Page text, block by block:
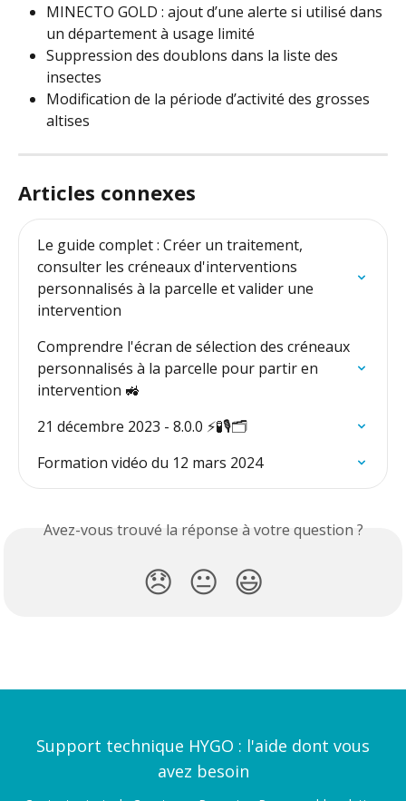
MINECTO GOLD : ajout d’une alerte si utilisé dans
un département à usage limité
Suppression des doublons dans la liste des
insectes
Modification de la période d’activité des grosses
altises
Articles connexes
Le guide complet : Créer un traitement,
consulter les créneaux d'interventions
personnalisés à la parcelle et valider une
intervention
Comprendre l'écran de sélection des créneaux
personnalisés à la parcelle pour partir en
intervention 🚜
21 décembre 2023 - 8.0.0 ⚡️🧪🎙️🗂️
Formation vidéo du 12 mars 2024
Avez-vous trouvé la réponse à votre question ?
😞 😐 😃
Support technique HYGO : l'aide dont vous
avez besoin